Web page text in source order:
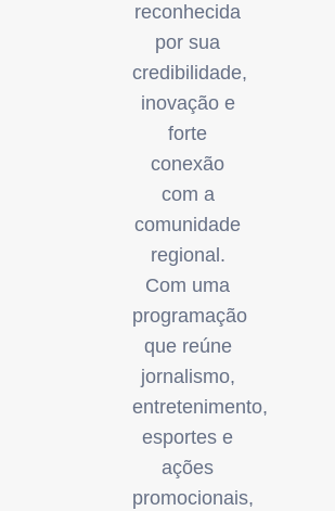
reconhecida
por sua
credibilidade,
inovação e
forte
conexão
com a
comunidade
regional.
Com uma
programação
que reúne
jornalismo,
entretenimento,
esportes e
ações
promocionais,